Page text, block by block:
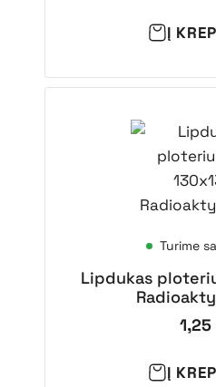
Į
Turime
Lipdukas
1,25
Į